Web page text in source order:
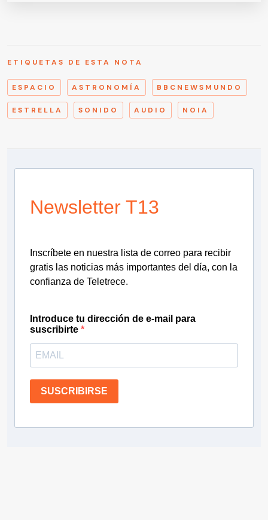
ETIQUETAS DE ESTA NOTA
ESPACIO ASTRONOMÍA BBCNEWSMUNDO
ESTRELLA SONIDO AUDIO NOIA
Newsletter T13
Inscríbete en nuestra lista de correo para recibir
gratis las noticias más importantes del día, con la
confianza de Teletrece.
Introduce tu dirección de e-mail para
suscribirte
SUSCRIBIRSE